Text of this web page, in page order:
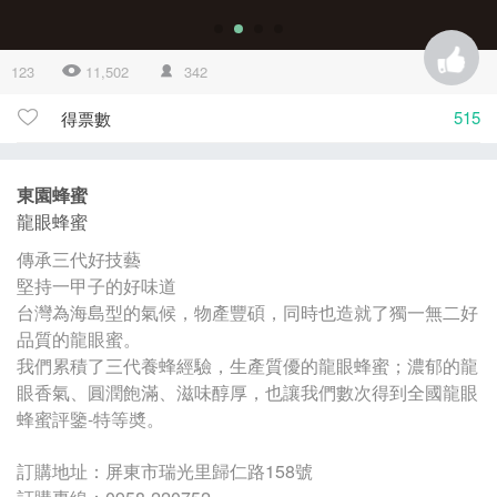
123 11,502 342
得票數 515
東園蜂蜜
龍眼蜂蜜
傳承三代好技藝
堅持一甲子的好味道
台灣為海島型的氣候，物產豐碩，同時也造就了獨一無二好
品質的龍眼蜜。
我們累積了三代養蜂經驗，生產質優的龍眼蜂蜜；濃郁的龍
眼香氣、圓潤飽滿、滋味醇厚，也讓我們數次得到全國龍眼
蜂蜜評鑒-特等奬。
訂購地址：屏東市瑞光里歸仁路158號